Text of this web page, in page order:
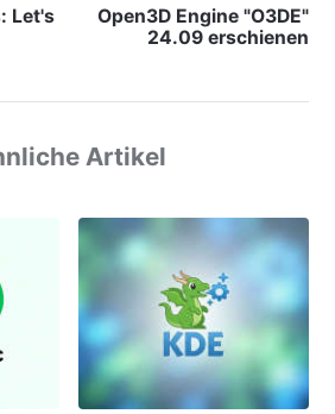
Let's
Open3D Engine "O3DE"
24.09 erschienen
Artikel